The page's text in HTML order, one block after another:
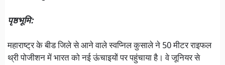
पृष्ठभूमि:
महाराष्ट्र के बीड जिले से आने वाले स्वप्निल कुसाले ने 50 मीटर राइफल
थ्री पोजीशन में भारत को नई ऊंचाइयों पर पहुंचाया है। वे जूनियर से